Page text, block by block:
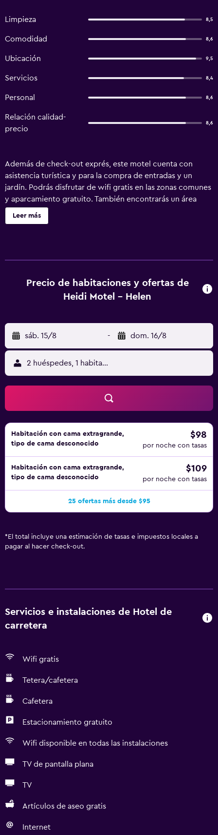
Limpieza 8,5
Comodidad 8,6
Ubicación 9,5
Servicios 8,4
Personal 8,6
Relación calidad-
precio
8,6
Además de check-out exprés, este motel cuenta con
asistencia turística y para la compra de entradas y un
jardín. Podrás disfrutar de wifi gratis en las zonas comunes
y aparcamiento gratuito. También encontrarás un área
para parrillas, un área de pícnic y cajero o servicios
bancarios. Heidi Motel ofrece 14 alojamientos con cafetera
cable. Se ofrece servicio de limpieza todos los días.
Leer más
Precio de habitaciones y ofertas de
Heidi Motel - Helen
sáb. 15/8 - dom. 16/8
2 huéspedes, 1 habitación
Habitación con cama extragrande,
tipo de cama desconocido
$98
por noche con tasas
Habitación con cama extragrande,
tipo de cama desconocido
$109
por noche con tasas
25 ofertas más desde $95
* El total incluye una estimación de tasas e impuestos locales a
pagar al hacer check-out.
Servicios e instalaciones de Hotel de
carretera
Wifi gratis
Tetera/cafetera
Cafetera
Estacionamiento gratuito
Wifi disponible en todas las instalaciones
TV de pantalla plana
TV
Artículos de aseo gratis
Internet